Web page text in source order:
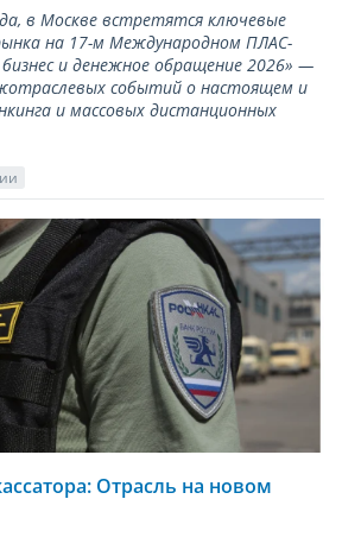
в Москве встретятся ключевые
на 17-м Международном ПЛАС-
и денежное обращение 2026» —
событий о настоящем и
и массовых дистанционных
Отрасль на новом